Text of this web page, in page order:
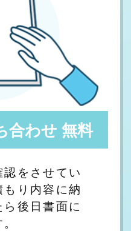
合わせ 無料
をさせてい
り内容に納
後日書面に